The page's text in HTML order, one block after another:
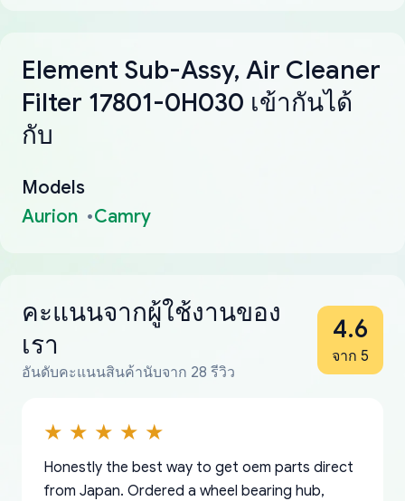
Element Sub-Assy, Air Cleaner
Filter 17801-0H030 เข้ากันได้
กับ
Models
Aurion
Camry
คะแนนจากผู้ใช้งานของ
เรา
อันดับคะแนนสินค้านับจาก 28 รีวิว
4.6
จาก 5
Honestly the best way to get oem parts direct
from Japan. Ordered a wheel bearing hub,